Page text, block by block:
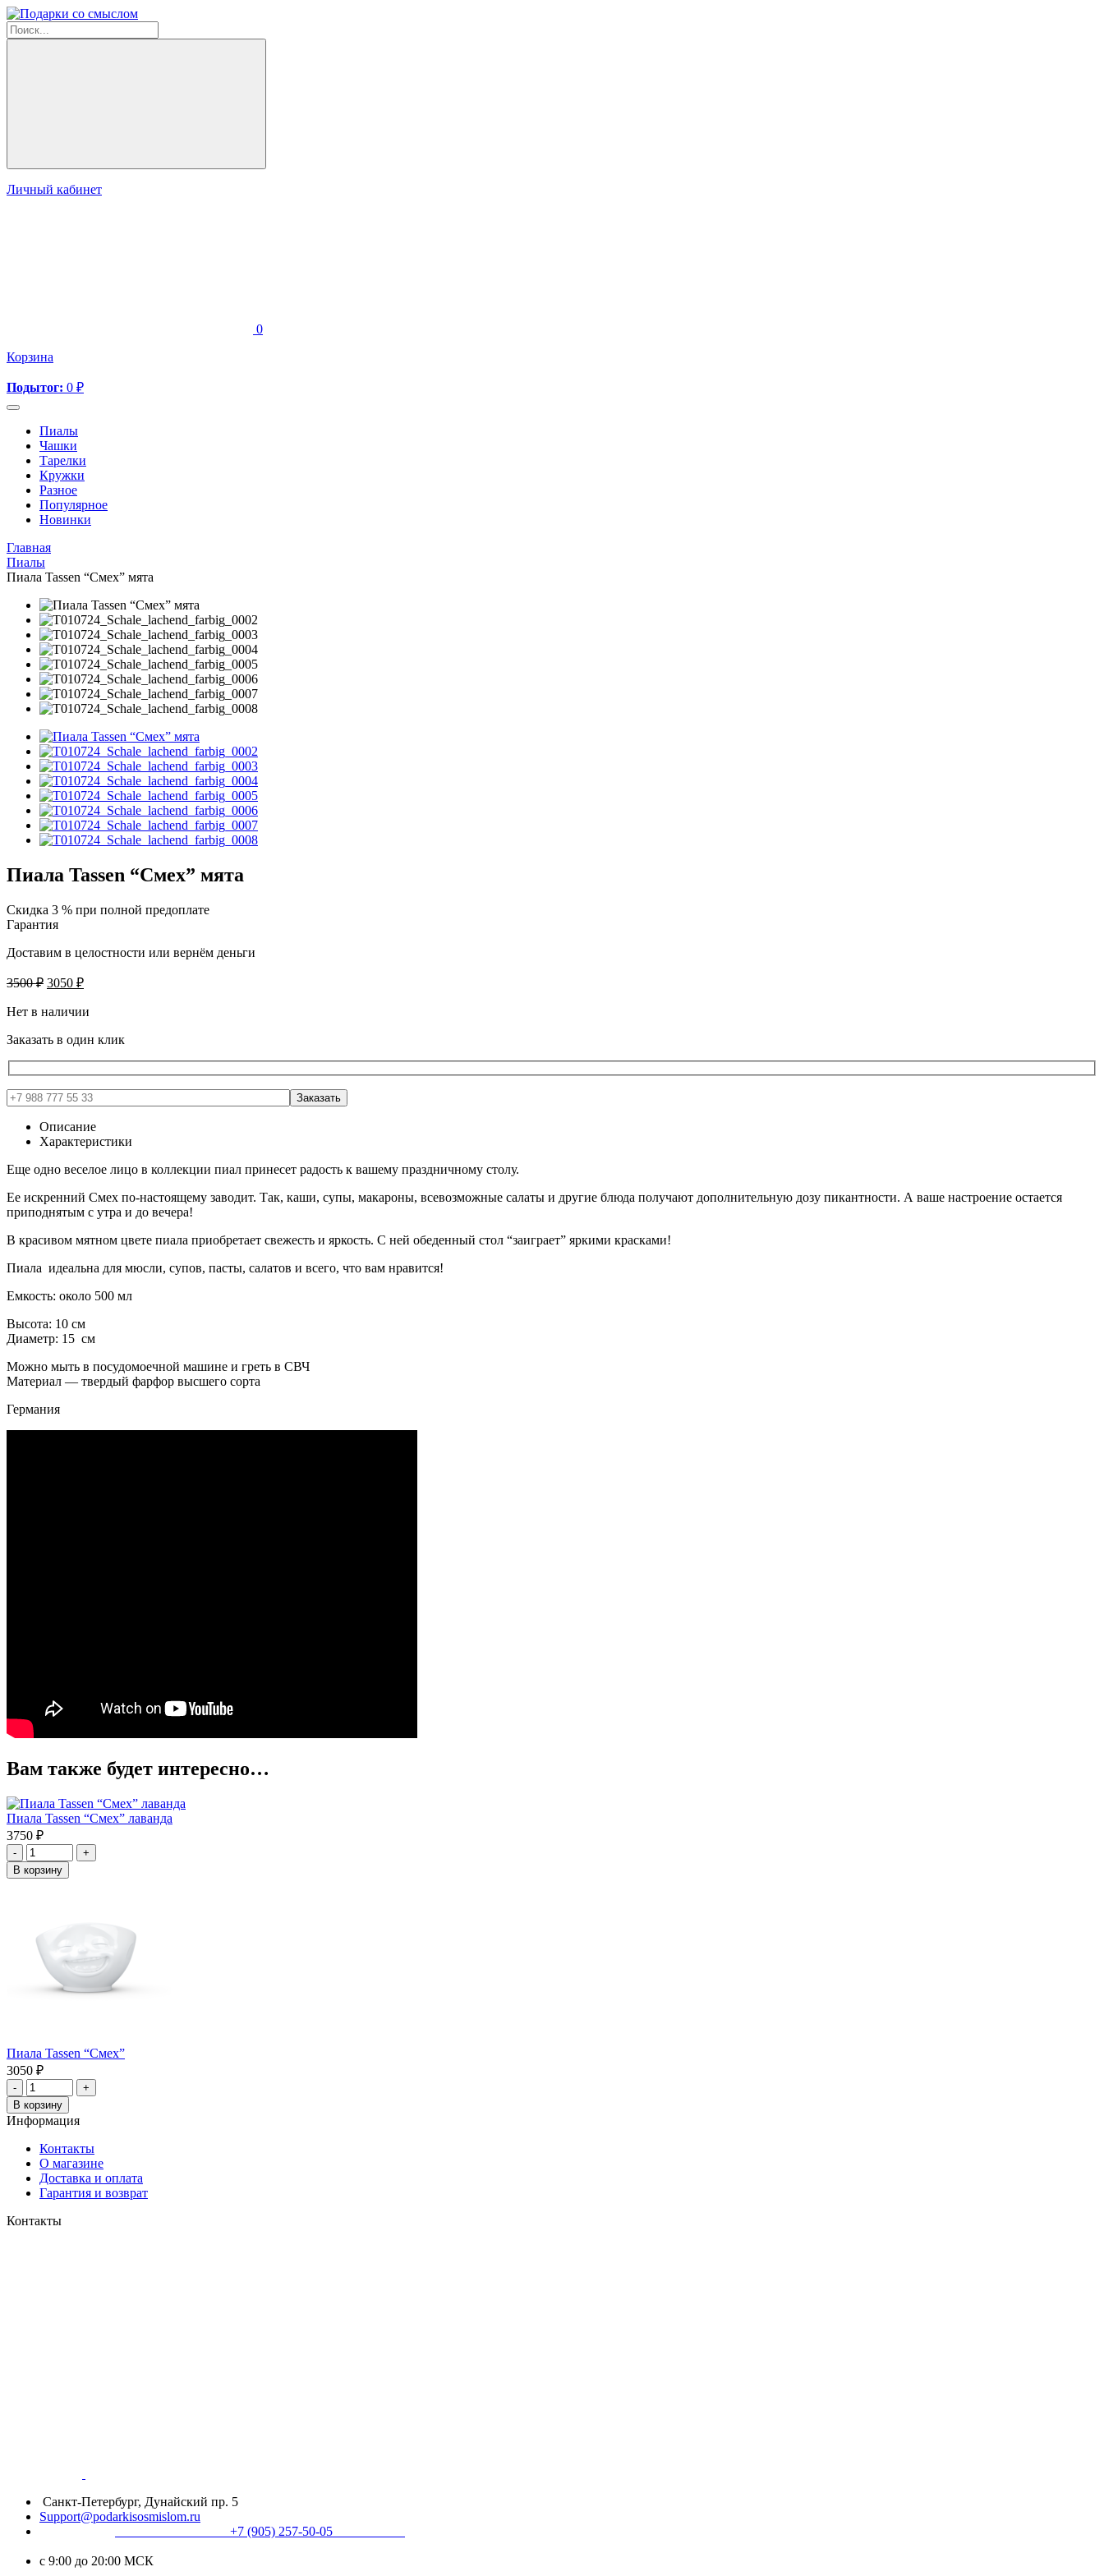
Личный кабинет
0
Корзина
Подытог: 0 ₽
Пиалы
Чашки
Тарелки
Кружки
Разное
Популярное
Новинки
Главная
Пиалы
Пиала Tassen “Смех” мята
Пиала Tassen “Смех” мята
Скидка 3 % при полной предоплате
Гарантия
Доставим в целостности или вернём деньги
3500₽ Первоначальная
составляла
3050 ₽Текущая
3050 ₽.
Нет в наличии
Заказать в один клик
Описание
Характеристики
Еще одно веселое лицо в коллекции пиал принесет радость к вашему праздничному столу.
Ее искренний Смех по-настоящему заводит. Так, каши, супы, макароны, всевозможные салаты и другие блюда получают дополнительную дозу пикантности. А ваше настроение остается
приподнятым с утра и до вечера!
В красивом мятном цвете пиала приобретает свежесть и яркость. С ней обеденный стол “заиграет” яркими красками!
Пиала идеальна для мюсли, супов, пасты, салатов и всего, что вам нравится!
Емкость: около 500 мл
Высота: 10 см
Диаметр: 15 см
Можно мыть в посудомоечной машине и греть в СВЧ
Материал — твердый фарфор высшего сорта
Германия
Вам также будет интересно…
Пиала Tassen “Смех” лаванда
3750 ₽
-
+
В корзину
Пиала Tassen “Смех”
3050 ₽
-
+
В корзину
Информация
Контакты
О магазине
Доставка и оплата
Гарантия и возврат
Контакты
Санкт-Петербург, Дунайский пр. 5
Support@podarkisosmislom.ru
+7 (905) 257-50-05
с 9:00 до 20:00 МСК